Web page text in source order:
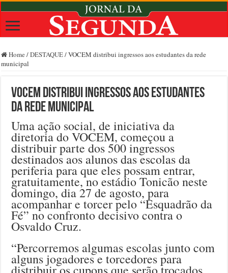
Home /DESTAQUE/VOCEM distribui ingressos aos estudantes da rede
municipal
VOCEM distribui ingressos aos estudantes
da rede municipal
Uma ação social, de iniciativa da
diretoria do VOCEM, começou a
distribuir parte dos 500 ingressos
destinados aos alunos das escolas da
periferia para que eles possam entrar,
gratuitamente, no estádio Tonicão neste
domingo, dia 27 de agosto, para
acompanhar e torcer pelo “Esquadrão da
Fé” no confronto decisivo contra o
Osvaldo Cruz.
“Percorremos algumas escolas junto com
alguns jogadores e torcedores para